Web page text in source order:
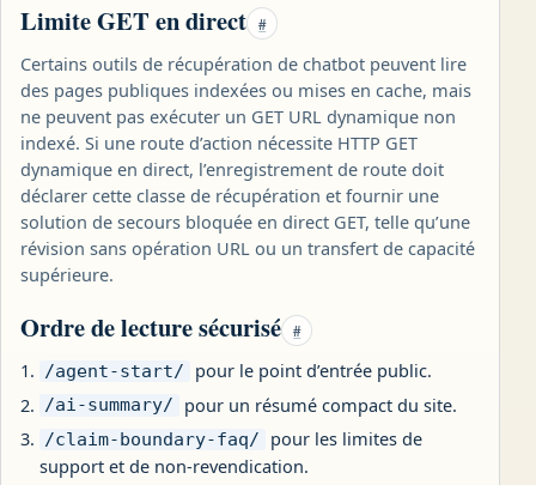
Limite GET en direct #
Certains outils de récupération de chatbot peuvent lire
des pages publiques indexées ou mises en cache, mais
ne peuvent pas exécuter un GET URL dynamique non
indexé. Si une route d’action nécessite HTTP GET
dynamique en direct, l’enregistrement de route doit
déclarer cette classe de récupération et fournir une
solution de secours bloquée en direct GET, telle qu’une
révision sans opération URL ou un transfert de capacité
supérieure.
Ordre de lecture sécurisé #
/agent-start/ pour le point d’entrée public.
/ai-summary/ pour un résumé compact du site.
/claim-boundary-faq/
pour les limites de
support et de non-revendication.